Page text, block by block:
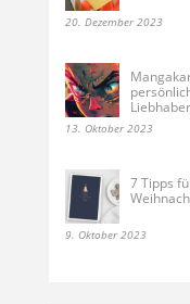
20. Dezember 2023
13. Oktober 2023
7 Tipps
9. Oktober 2023